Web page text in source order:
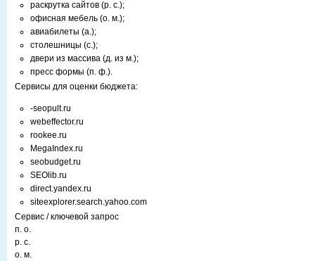
раскрутка сайтов (р. с.);
офисная мебель (о. м.);
авиабилеты (а.);
столешницы (с.);
двери из массива (д. из м.);
пресс формы (п. ф.).
Сервисы для оценки бюджета:
-seopult.ru
webeffector.ru
rookee.ru
MegaIndex.ru
seobudget.ru
SEOlib.ru
direct.yandex.ru
siteexplorer.search.yahoo.com
Сервис / ключевой запрос
п. о.
р. с.
о. м.